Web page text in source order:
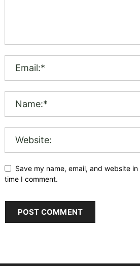
Save my name, email, and website
time I comment.